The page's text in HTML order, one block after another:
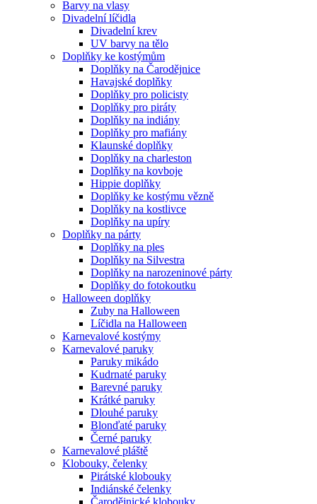
Barvy na vlasy
Divadelní líčidla
Divadelní krev
UV barvy na tělo
Doplňky ke kostýmům
Doplňky na Čarodějnice
Havajské doplňky
Doplňky pro policisty
Doplňky pro piráty
Doplňky na indiány
Doplňky pro mafiány
Klaunské doplňky
Doplňky na charleston
Doplňky na kovboje
Hippie doplňky
Doplňky ke kostýmu vězně
Doplňky na kostlivce
Doplňky na upíry
Doplňky na párty
Doplňky na ples
Doplňky na Silvestra
Doplňky na narozeninové párty
Doplňky do fotokoutku
Halloween doplňky
Zuby na Halloween
Líčidla na Halloween
Karnevalové kostýmy
Karnevalové paruky
Paruky mikádo
Kudrnaté paruky
Barevné paruky
Krátké paruky
Dlouhé paruky
Blonďaté paruky
Černé paruky
Karnevalové pláště
Klobouky, čelenky
Pirátské klobouky
Indiánské čelenky
Čarodějnické klobouky